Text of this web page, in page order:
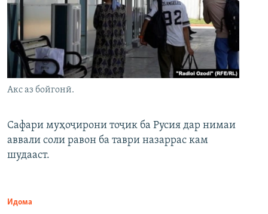
Акс аз бойгонӣ.
Сафари муҳоҷирони тоҷик ба Русия дар нимаи
аввали соли равон ба таври назаррас кам
шудааст.
Идома